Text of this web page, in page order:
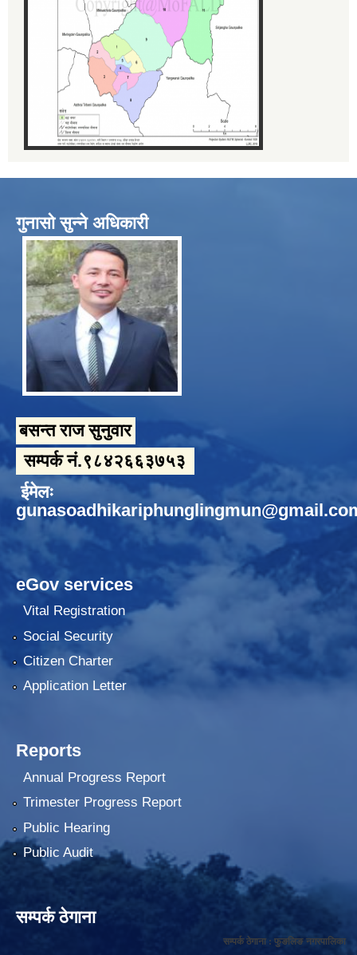
गुनासो सुन्ने अधिकारी
बसन्त राज सुनुवार
सम्पर्क नं.९८४२६६३७५३
ईमेलः
eGov services
Vital Registration
Social Security
Citizen Charter
Application Letter
Reports
Annual Progress Report
Trimester Progress Report
Public Hearing
Public Audit
सम्पर्क ठेगाना
सम्पर्क ठेगाना : फुङलिङ नगरपालिका